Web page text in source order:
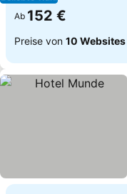
Ab 152 €
Preise von 10 Websites